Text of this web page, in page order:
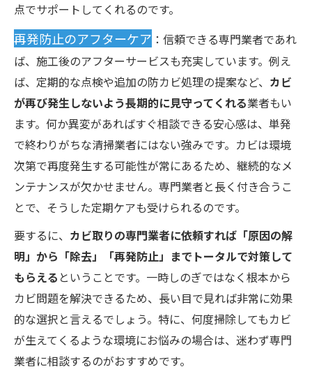
点でサポートしてくれるのです。
再発防止のアフターケア ：信頼できる専門業者であれ
ば、施工後のアフターサービスも充実しています。例え
ば、定期的な点検や追加の防カビ処理の提案など、 カビ
が再び発生しないよう長期的に見守ってくれる業者もい
ます。何か異変があればすぐ相談できる安心感は、単発
で終わりがちな清掃業者にはない強みです。カビは環境
次第で再度発生する可能性が常にあるため、継続的なメ
ンテナンスが欠かせません。専門業者と長く付き合うこ
とで、そうした定期ケアも受けられるのです。
要するに、 カビ取りの専門業者に依頼すれば「原因の解
明」から「除去」「再発防止」までトータルで対策して
もらえる ということです。一時しのぎではなく根本から
カビ問題を解決できるため、長い目で見れば非常に効果
的な選択と言えるでしょう。特に、何度掃除してもカビ
が生えてくるような環境にお悩みの場合は、迷わず専門
業者に相談するのがおすすめです。